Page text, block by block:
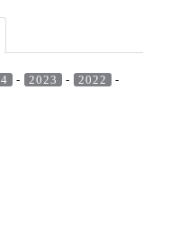
- 2023 - 2022
-